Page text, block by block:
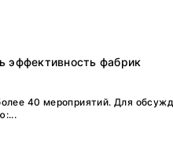
эффективность фабрик
40 мероприятий. Для